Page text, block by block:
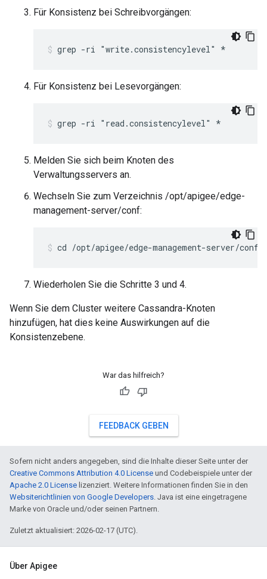
Für Konsistenz bei Schreibvorgängen:
grep -ri "write.consistencylevel" *
Für Konsistenz bei Lesevorgängen:
grep -ri "read.consistencylevel" *
Melden Sie sich beim Knoten des
Verwaltungsservers an.
Wechseln Sie zum Verzeichnis /opt/apigee/edge-
management-server/conf:
cd /opt/apigee/edge-management-server/conf
Wiederholen Sie die Schritte 3 und 4.
Wenn Sie dem Cluster weitere Cassandra-Knoten
hinzufügen, hat dies keine Auswirkungen auf die
Konsistenzebene.
War das hilfreich?
FEEDBACK GEBEN
Sofern nicht anders angegeben, sind die Inhalte dieser Seite unter der
Creative Commons Attribution 4.0 License und Codebeispiele unter der
Apache 2.0 License lizenziert. Weitere Informationen finden Sie in den
Websiterichtlinien von Google Developers. Java ist eine eingetragene
Marke von Oracle und/oder seinen Partnern.
Zuletzt aktualisiert: 2026-02-17 (UTC).
Über Apigee